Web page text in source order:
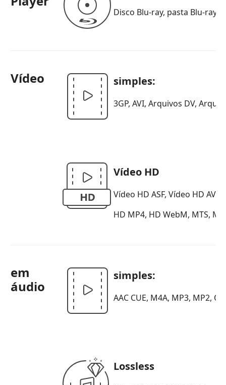
Disco Blu-ray, pasta Blu-ray,
Vídeo simples:
3GP, AVI, Arquivos DV,
Vídeo HD
Vídeo HD ASF, Vídeo HD
HD MP4, HD WebM, MTS,
em
áudio
simples:
AAC CUE, M4A, MP3, MP2,
Lossless